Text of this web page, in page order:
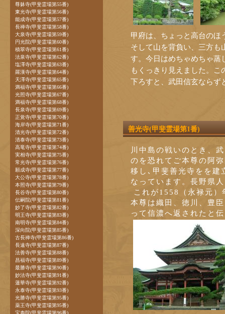
甲府は、ちょっと高台のほ
そして山を背負い、三方も
す。今日はめちゃめちゃ蒸
もくっきり見えました。
下ろすと、武田信玄ならず
善光寺(甲斐霊場第1番)
川中島の戦いのとき、
のを恐れてご本尊の阿
移し､甲斐善光寺をを建
なっています。長野県
これが1558（永禄元
本尊は織田、徳川、豊
って信濃へ返されたと
尊躰寺(甲斐霊場第55番)
東光寺(甲斐霊場第56番)
能成寺(甲斐霊場第57番)
長禅寺(甲斐霊場第58番)
大泉寺(甲斐霊場第59番)
円光院(甲斐霊場第60番)
積翠寺(甲斐霊場第61番)
法泉寺(甲斐霊場第62番)
塩澤寺(甲斐霊場第63番)
羅漢寺(甲斐霊場第64番)
天澤寺(甲斐霊場第65番)
満福寺(甲斐霊場第66番)
光照寺(甲斐霊場第67番)
満福寺(甲斐霊場第68番)
長泉寺(甲斐霊場第69番)
正覚寺(甲斐霊場第70番)
海岸寺(甲斐霊場第71番)
清光寺(甲斐霊場第72番)
清泰寺(甲斐霊場第73番)
高竜寺(甲斐霊場第74番)
実相寺(甲斐霊場第75番)
常光寺(甲斐霊場第76番)
願成寺(甲斐霊場第77番)
大公寺(甲斐霊場第78番)
本照寺(甲斐霊場第79番)
長谷寺(甲斐霊場第80番)
伝嗣院(甲斐霊場第81番)
妙了寺(甲斐霊場第82番)
明王寺(甲斐霊場第83番)
南明寺(甲斐霊場第84番)
深向院(甲斐霊場第85番)
古長禅寺(甲斐霊場第86番)
長遠寺(甲斐霊場第87番)
法善寺(甲斐霊場第88番)
昌福寺(甲斐霊場第89番)
最勝寺(甲斐霊場第90番)
妙法寺(甲斐霊場第91番)
蓮華寺(甲斐霊場第92番)
永泰寺(甲斐霊場第93番)
光勝寺(甲斐霊場第95番)
薬王寺(甲斐霊場第95番)
宝寿院(甲斐霊場第96番)